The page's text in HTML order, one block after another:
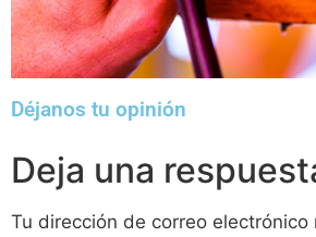
Déjanos tu opinión
Deja una
Tu dirección de correo electrónico